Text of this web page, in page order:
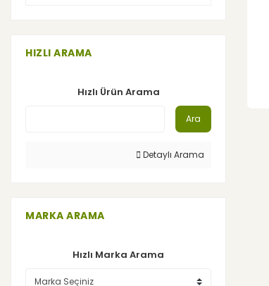
HIZLI ARAMA
Hızlı Ürün Arama
Ara
Detaylı Arama
MARKA ARAMA
Hızlı Marka Arama